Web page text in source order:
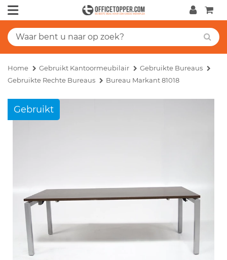
Home Gebruikt Kantoormeubilair
Gebruikte Bureaus
Gebruikte Rechte Bureaus
Bureau Markant 81018
Gebruikt